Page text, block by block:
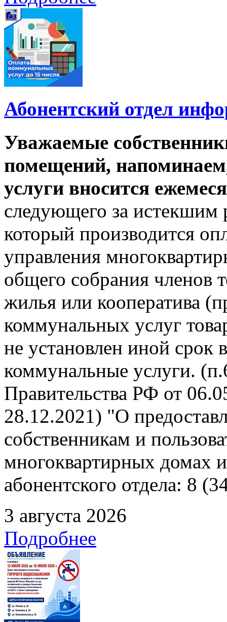
Абонентский отдел
Уважаемые
помещений,
услуги вносится
следующего за истекшим
который производится
управления
общего собрания членов
жилья или кооператива
коммунальных услуг
не установлен иной срок
коммунальные услуги.
Правительства РФ от
28.12.2021) "О
собственникам и
многоквартирных
абонентского отдела: 8
3 августа 2026
Подробнее